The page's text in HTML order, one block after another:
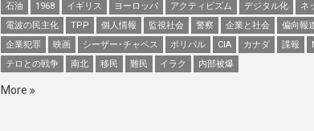
石油
1968 イギリス ヨーロッパ アクティビズム デジタル化 ネ
電波の民主化
TPP 個人情報 監視社会 警察 企業と社会 偏向報
企業犯罪
映画 シーザー･チャベス ボリバル CIA カナダ 諜報
テロとの戦争
南北 移民 難民 イラク 内部被爆
More